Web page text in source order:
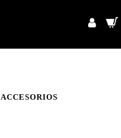
ACCESORIOS